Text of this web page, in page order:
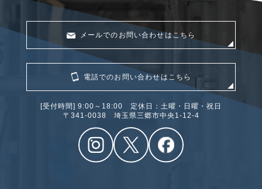
メールでのお問い合わせはこちら
電話でのお問い合わせはこちら
[受付時間] 9:00～18:00 定休日：土曜・日曜・祝日
〒341‐0038 埼玉県三郷市中央1-12-4